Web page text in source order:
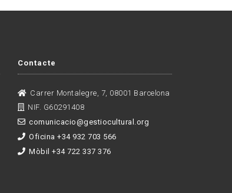
Contacte
Carrer Montalegre, 7, 08001 Barcelona
NIF. G60291408
comunicacio@gestiocultural.org
Oficina +34 932 703 566
Mòbil +34 722 337 376